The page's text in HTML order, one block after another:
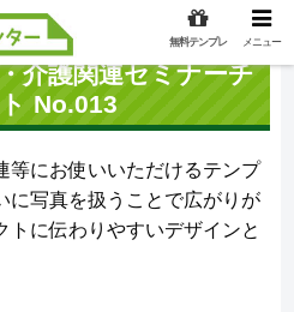
介護関連セミナーチ
No.013
等にお使いいただけるテンプ
に写真を扱うことで広がりが
トに伝わりやすいデザインと
無料テンプレ メニュー